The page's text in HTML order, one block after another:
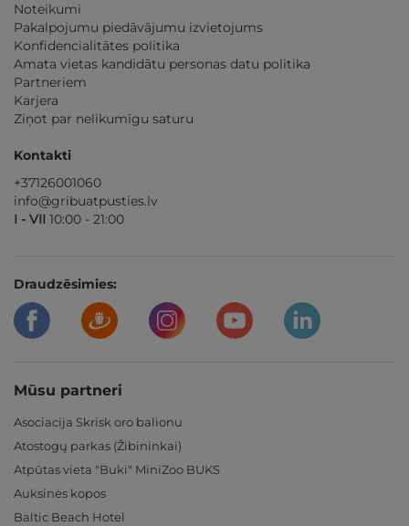
Noteikumi
Pakalpojumu piedāvājumu izvietojums
Konfidencialitātes politika
Amata vietas kandidātu personas datu politika
Partneriem
Karjera
Ziņot par nelikumīgu saturu
Kontakti
+37126001060
info@gribuatpusties.lv
I - VII 10:00 - 21:00
Draudzēsimies:
Mūsu partneri
Asociacija Skrisk oro balionu
Atostogų parkas (Žibininkai)
Atpūtas vieta "Buki" MiniZoo BUKS
Auksinės kopos
Baltic Beach Hotel